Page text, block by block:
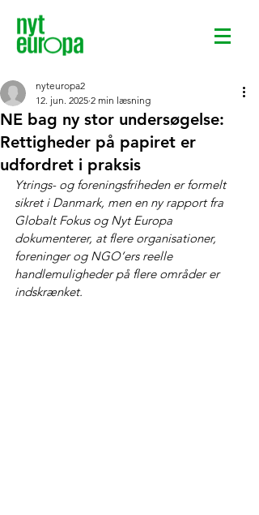
NE bag ny stor undersøgelse:
Rettigheder på papiret er
udfordret i praksis
nyteuropa2
12. jun. 2025 2 min læsning
Ytrings- og foreningsfriheden er formelt
sikret i Danmark, men en ny rapport fra
Globalt Fokus og Nyt Europa
dokumenterer, at flere organisationer,
foreninger og NGO’ers reelle
handlemuligheder på flere områder er
indskrænket.